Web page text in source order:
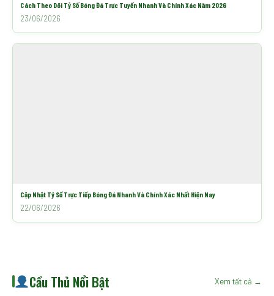
Cách Theo Dõi Tỷ Số Bóng Đá Trực Tuyến Nhanh Và Chính Xác Năm 2026
23/06/2026
Cập Nhật Tỷ Số Trực Tiếp Bóng Đá Nhanh Và Chính Xác Nhất Hiện Nay
22/06/2026
Cầu Thủ Nổi Bật Xem tất cả →